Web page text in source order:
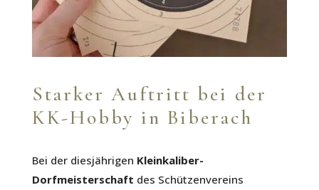
Starker Auftritt bei der
KK-Hobby in Biberach
Bei der diesjährigen Kleinkaliber-
Dorfmeisterschaft des Schützenvereins